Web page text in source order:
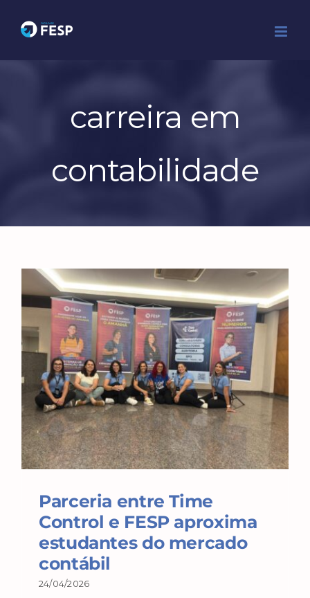
para
conteúdo
carreira em
contabilidade
Parceria entre Time
Control e FESP aproxima
estudantes do mercado
contábil
24/04/2026